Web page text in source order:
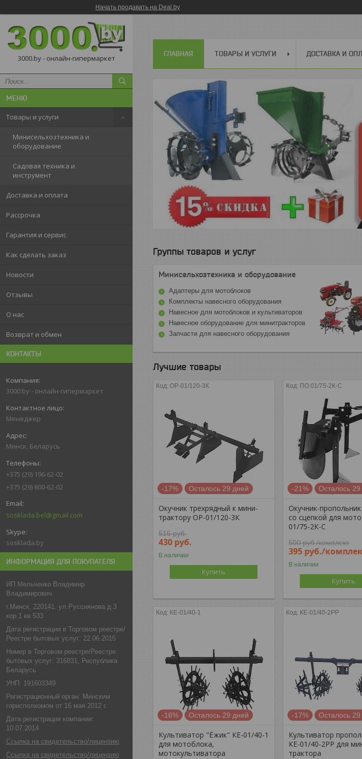
Начать продавать на Deal.by
3000.by - онлайн-гипермаркет
Товары и услуги
Минисельхозтехника и
оборудование
Садовая техника и
инструмент
Доставка и оплата
Рассрочка
Гарантия и сервис
Как сделать заказ
Новости
Отзывы
О нас
Возврат и обмен
КОНТАКТЫ
3000.by - онлайн-гипермаркет
Менеджер
Минск, Беларусь
+375 (29) 196-62-02
+375 (29) 800-62-02
sosklada.bel@gmail.com
sosklada.by
ИНФОРМАЦИЯ ДЛЯ ПОКУПАТЕЛЯ
ИП Мельченко Владимир
Владимирович
г.Минск, 220141. ул.Руссиянова д.3
кор.1 кв 533
Дата регистрации в Торговом реестре/
Реестре бытовых услуг: 22.06.2015
Номер в Торговом реестре/Реестре
бытовых услуг: 316831, Республика
Беларусь
УНП: 191603349
Регистрационный орган: Минским
горисполкомом от 16 мая 2012 г.
Дата регистрации компании:
10.07.2014
Ссылка на свидетельство/лицензию
Ссылка на свидетельство/лицензию
ГЛАВНАЯ ТОВАРЫ И УСЛУГИ ДОСТАВКА И
Группы товаров и услуг
Минисельхозтехника и оборудование
Адаптеры для мотоблоков
Комплекты навесного оборудования
Навесное для мотоблоков и культиваторов
Навесное оборудование для минитракторов
Запчасти для навесного оборудования
Лучшие товары
ОР-01/120-3К
-17% Осталось 29 дней
Окучник трехрядный к мини-
трактору ОР-01/120-3К
515руб.
430 руб.
В наличии
Купить
ПО 01/75-2К-С
-21% Осталось
Окучник-
со сцепкой для
01/75-2К-С
500руб./комплект
395 руб./
В наличии
Купить
КЕ-01/40-1
-16% Осталось 29 дней
Культиватор "Ёжик" КЕ-01/40-1
для мотоблока,
мотокультиватора
КЕ-01/40-2РР
-17% Осталось
Культиватор
КЕ-01/40-2РР для
трактора